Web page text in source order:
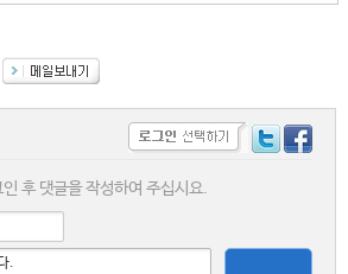
후 댓글을 작성하여 주십시요.